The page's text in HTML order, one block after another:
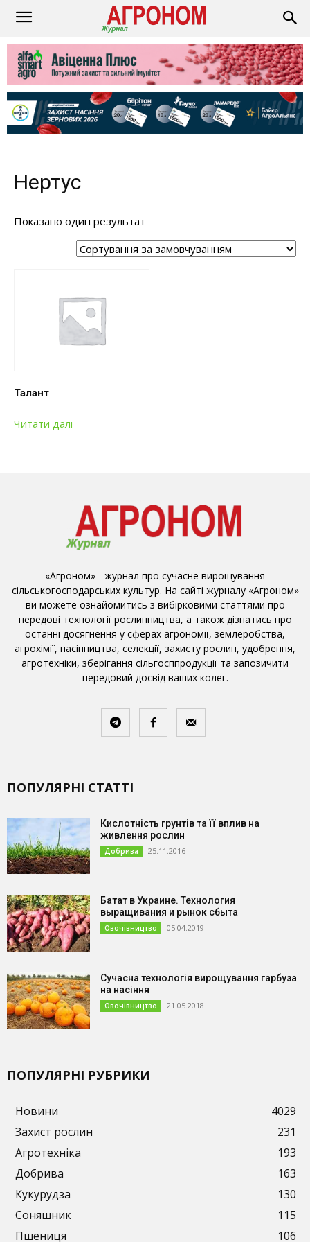
Нертус
Показано один результат
Талант
Читати далі
«Агроном» - журнал про сучасне вирощування
сільськогосподарських культур. На сайті журналу «Агроном»
ви можете ознайомитись з вибірковими статтями про
передові технології рослинництва, а також дізнатись про
останні досягнення у сферах агрономії, землеробства,
агрохімії, насінництва, селекції, захисту рослин, удобрення,
агротехніки, зберігання сільгосппродукції та запозичити
передовий досвід ваших колег.
ПОПУЛЯРНІ СТАТТІ
Кислотність грунтів та її вплив на
живлення рослин
Добрива 25.11.2016
Батат в Украине. Технология
выращивания и рынок сбыта
Овочівництво 05.04.2019
Сучасна технологія вирощування гарбуза
на насіння
Овочівництво 21.05.2018
ПОПУЛЯРНІ РУБРИКИ
Новини
4029
Захист рослин
231
Агротехніка
193
Добрива
163
Кукурудза
130
Соняшник
115
Пшениця
106